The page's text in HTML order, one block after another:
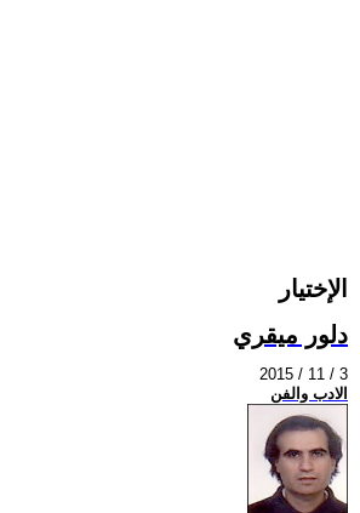
الإختيار
دلور ميقري
2015 / 11 / 3
الادب والفن